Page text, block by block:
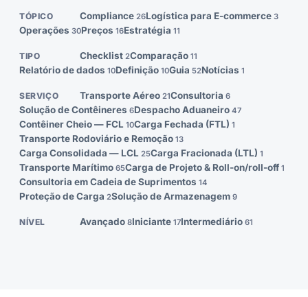
TÓPICO Compliance 26Logística para E-commerce 3
Operações 30Preços 16Estratégia 11
TIPO Checklist 2Comparação 11
Relatório de dados 10Definição 10Guia 52Notícias 1
SERVIÇO Transporte Aéreo 21Consultoria 6
Solução de Contêineres 6Despacho Aduaneiro 47
Contêiner Cheio — FCL 10Carga Fechada (FTL) 1
Transporte Rodoviário e Remoção 13
Carga Consolidada — LCL 25Carga Fracionada (LTL) 1
Transporte Marítimo 65Carga de Projeto & Roll-on/roll-off 1
Consultoria em Cadeia de Suprimentos 14
Proteção de Carga 2Solução de Armazenagem 9
NÍVEL Avançado 8Iniciante 17Intermediário 61